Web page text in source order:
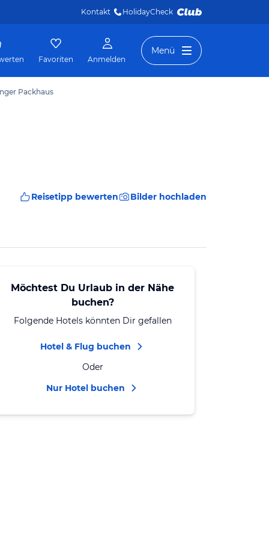
Kontakt HolidayCheck
Favoriten Anmelden
Menü
Packhaus
Reisetipp bewerten Bilder hochladen
Möchtest Du Urlaub in der Nähe
buchen?
Folgende Hotels könnten Dir gefallen
Hotel & Flug buchen
Oder
Nur Hotel buchen